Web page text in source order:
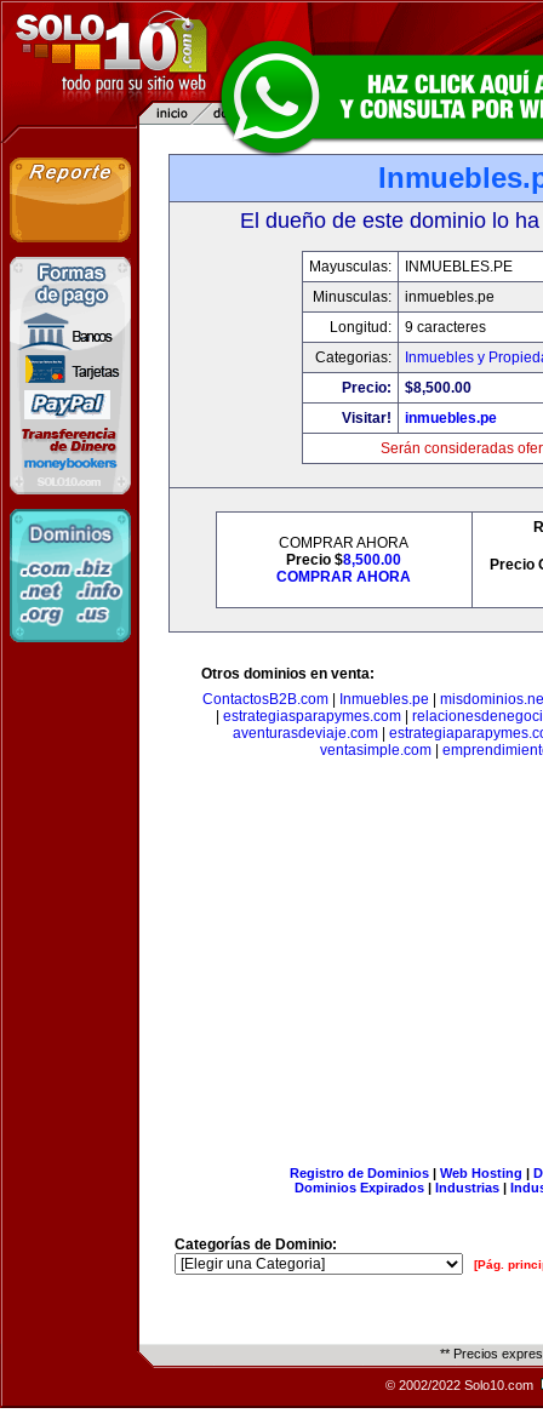
El dueño de este dominio lo
Mayusculas:
INMUEBLES.PE
Minusculas:
inmuebles.pe
Longitud:
9 caracteres
Categorias:
Inmuebles y
Precio:
$8,500.00
Visitar!
inmuebles.pe
Serán consideradas
COMPRAR AHORA
Precio $8,500.00
COMPRAR AHORA
Precio
Otros dominios en venta:
ContactosB2B.com
Inmuebles.pe
estrategiasparapymes.com
aventurasdeviaje.com|
ventasimple.com|
Registro de Dominios| Web Hosting |
Dominios Expirados | Industrias |
Categorías de Dominio:
[Pág.
** Precios
© 2002/2022 Solo10.com